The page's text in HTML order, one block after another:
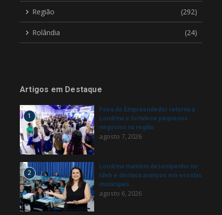
Região (292)
Rolândia (24)
Artigos em Destaque
1
Feira do Empreendedor retorna a
Londrina e fortalece pequenos
negócios na região
agosto 7, 2026
2
Londrina mantém desempenho no
Ideb e destaca avanços em escolas
municipais
agosto 6, 2026